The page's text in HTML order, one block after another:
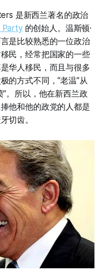
是新西兰著名的政治
Party的创始人。温斯顿·
是比较熟悉的一位政治
民，经常把国家的一些
华人移民，而且与很多
的方式不同，“老温”从
。所以，他在新西兰政
他和他的政党的人都是
切齿。